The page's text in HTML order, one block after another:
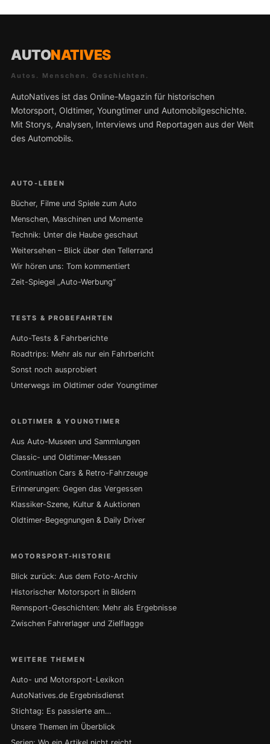
AUTONATIVES
Autos. Menschen. Geschichten.
AutoNatives ist das Online-Magazin für historischen
Motorsport, Oldtimer, Youngtimer und Automobilgeschichte.
Mit Storys, Analysen, Interviews und Reportagen aus der Welt
des Automobils.
AUTO-LEBEN
Bücher, Filme und Spiele zum Auto
Menschen, Maschinen und Momente
Technik: Unter die Haube geschaut
Weitersehen – Blick über den Tellerrand
Wir hören uns: Tom kommentiert
Zeit-Spiegel „Auto-Werbung“
TESTS & PROBEFAHRTEN
Auto-Tests & Fahrberichte
Roadtrips: Mehr als nur ein Fahrbericht
Sonst noch ausprobiert
Unterwegs im Oldtimer oder Youngtimer
OLDTIMER & YOUNGTIMER
Aus Auto-Museen und Sammlungen
Classic- und Oldtimer-Messen
Continuation Cars & Retro-Fahrzeuge
Erinnerungen: Gegen das Vergessen
Klassiker-Szene, Kultur & Auktionen
Oldtimer-Begegnungen & Daily Driver
MOTORSPORT-HISTORIE
Blick zurück: Aus dem Foto-Archiv
Historischer Motorsport in Bildern
Rennsport-Geschichten: Mehr als Ergebnisse
Zwischen Fahrerlager und Zielflagge
WEITERE THEMEN
Auto- und Motorsport-Lexikon
AutoNatives.de Ergebnisdienst
Stichtag: Es passierte am…
Unsere Themen im Überblick